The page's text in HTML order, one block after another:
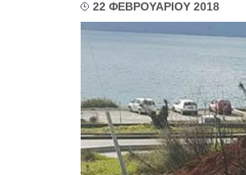
22 ΦΕΒΡΟΥΑΡΙΟΥ 2018